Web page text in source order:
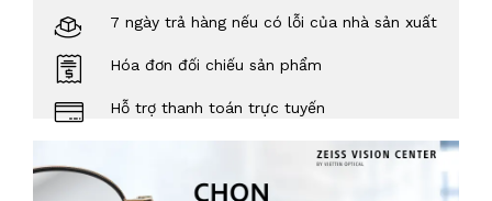
7 ngày trả hàng nếu có lỗi của nhà sản xuất
Hóa đơn đối chiếu sản phẩm
Hỗ trợ thanh toán trực tuyến